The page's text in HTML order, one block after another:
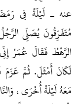
عنه ـ لَيْلَةً فِي
مُتَفَرِّقُونَ يُصَلِّي
الرَّهْطُ فَقَالَ عُمَرُ
لَكَانَ أَمْثَلَ‏.‏ ثُمَّ
مَعَهُ لَيْلَةً أُخْرَى،